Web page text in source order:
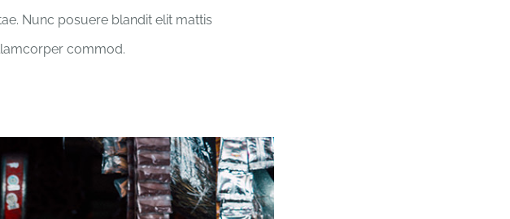
Nunc posuere blandit elit mattis
commod.